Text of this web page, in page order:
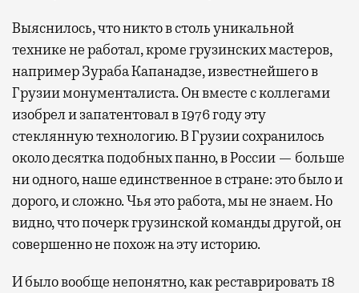
Выяснилось, что никто в столь уникальной
технике не работал, кроме грузинских мастеров,
например Зураба Капанадзе, известнейшего в
Грузии монументалиста. Он вместе с коллегами
изобрел и запатентовал в 1976 году эту
стеклянную технологию. В Грузии сохранилось
около десятка подобных панно, в России — больше
ни одного, наше единственное в стране: это было и
дорого, и сложно. Чья это работа, мы не знаем. Но
видно, что почерк грузинской команды другой, он
совершенно не похож на эту историю.
И было вообще непонятно, как реставрировать 18